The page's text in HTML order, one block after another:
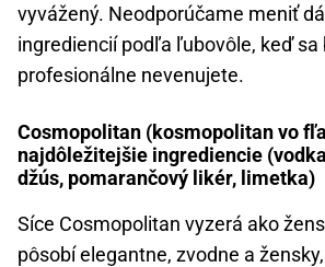
vyvážený. Neodporúčame meniť
ingrediencií podľa ľubovôle, keď sa
profesionálne nevenujete.
Cosmopolitan (kosmopolitan vo
najdôležitejšie ingrediencie
džús, pomarančový likér, limetka)
Síce Cosmopolitan vyzerá ako
pôsobí elegantne, zvodne a